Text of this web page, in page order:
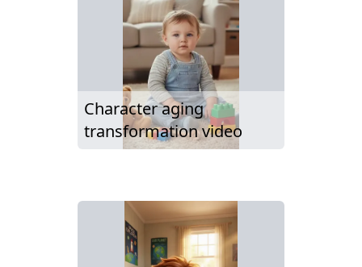
Character aging
transformation video